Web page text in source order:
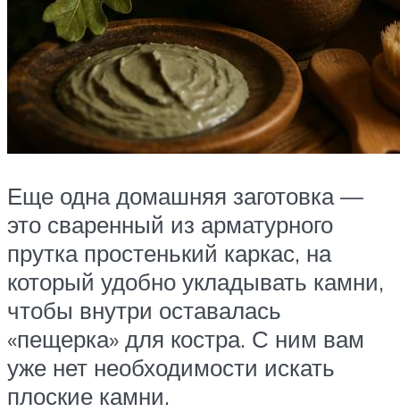
Еще одна домашняя заготовка —
это сваренный из арматурного
прутка простенький каркас, на
который удобно укладывать камни,
чтобы внутри оставалась
«пещерка» для костра. С ним вам
уже нет необходимости искать
плоские камни.